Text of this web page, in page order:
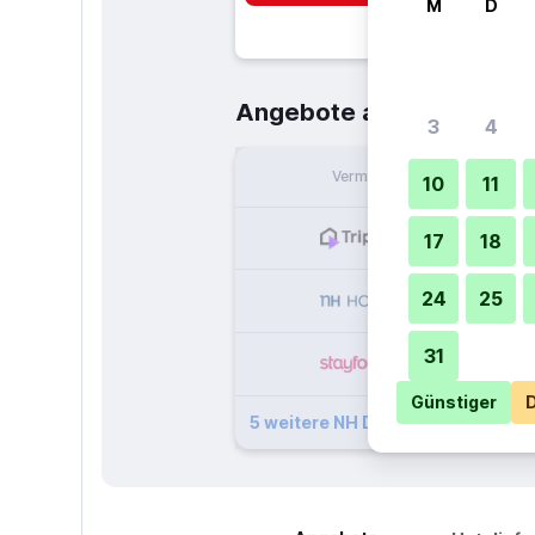
Angebote ab
Vermieter
5 weitere NH Dortmund Angebote
M D
3 4
10 11
17 18
24 25
31
Günstiger